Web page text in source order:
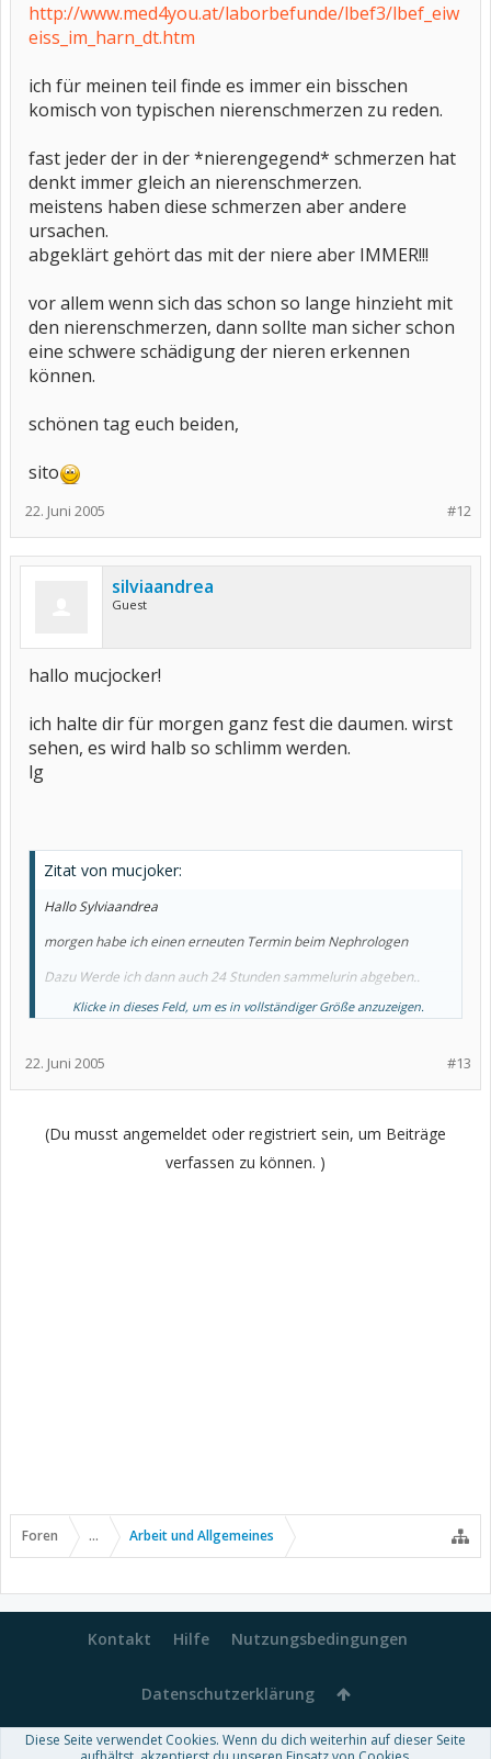
http://www.med4you.at/laborbefunde/lbef3/lbef_eiw
eiss_im_harn_dt.htm
ich für meinen teil finde es immer ein bisschen
komisch von typischen nierenschmerzen zu reden.
fast jeder der in der *nierengegend* schmerzen hat
denkt immer gleich an nierenschmerzen.
meistens haben diese schmerzen aber andere
ursachen.
abgeklärt gehört das mit der niere aber IMMER!!!
vor allem wenn sich das schon so lange hinzieht mit
den nierenschmerzen, dann sollte man sicher schon
eine schwere schädigung der nieren erkennen
können.
schönen tag euch beiden,
sito
#12
22. Juni 2005
silviaandrea
Guest
hallo mucjocker!
ich halte dir für morgen ganz fest die daumen. wirst
sehen, es wird halb so schlimm werden.
lg
Zitat von mucjoker:
Hallo Sylviaandrea
morgen habe ich einen erneuten Termin beim Nephrologen
Dazu Werde ich dann auch 24 Stunden sammelurin abgeben..
Bereits am 04.Juni war der Eiweissgehalt in meiner Urinprobe
In der Zwischenzeit geht es mir leider nicht besser . Nachdem ich
alles sehr bedenklich....
Klicke in dieses Feld, um es in vollständiger Größe anzuzeigen.
#13
22. Juni 2005
(Du musst angemeldet oder registriert sein, um Beiträge
verfassen zu können. )
Foren ... Arbeit und Allgemeines
Kontakt Hilfe Nutzungsbedingungen
Datenschutzerklärung
Diese Seite verwendet Cookies. Wenn du dich weiterhin auf dieser Seite